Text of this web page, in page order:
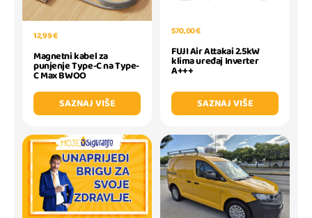
12,99 €
Magnetni kabel za
punjenje Type-C na Type-
C Max BWOO
SAZNAJ VIŠE
570,00 €
FUJI Air Attakai 2.5kW
klima uređaj Inverter
A+++
SAZNAJ VIŠE